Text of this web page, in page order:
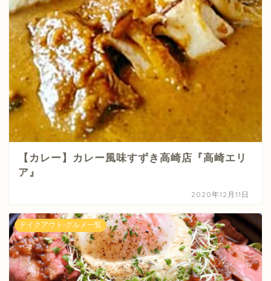
【カレー】カレー風味すずき高崎店『高崎エリ
ア』
2020年12月11日
テイクアウト-グルメ一覧